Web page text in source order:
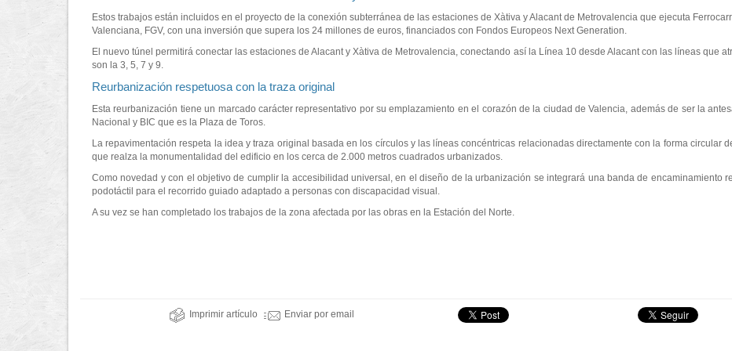
Estos trabajos están incluidos en el proyecto de la conexión subterránea de las estaciones de Xàtiva y Alacant de Metrovalencia que ejecuta
Valenciana, FGV, con una inversión que supera los 24 millones de euros, financiados con Fondos Europeos Next Generation.
El nuevo túnel permitirá conectar las estaciones de Alacant y Xàtiva de Metrovalencia, conectando así la Línea 10 desde Alacant con las líneas que
son la 3, 5, 7 y 9.
Reurbanización respetuosa con la traza original
Esta reurbanización tiene un marcado carácter representativo por su emplazamiento en el corazón de la ciudad de Valencia, además de ser la
Nacional y BIC que es la Plaza de Toros.
La repavimentación respeta la idea y traza original basada en los círculos y las líneas concéntricas relacionadas directamente con la forma circular
que realza la monumentalidad del edificio en los cerca de 2.000 metros cuadrados urbanizados.
Como novedad y con el objetivo de cumplir la accesibilidad universal, en el diseño de la urbanización se integrará una banda de encaminamiento
podotáctil para el recorrido guiado adaptado a personas con discapacidad visual.
A su vez se han completado los trabajos de la zona afectada por las obras en la Estación del Norte.
Imprimir artículo Enviar por email